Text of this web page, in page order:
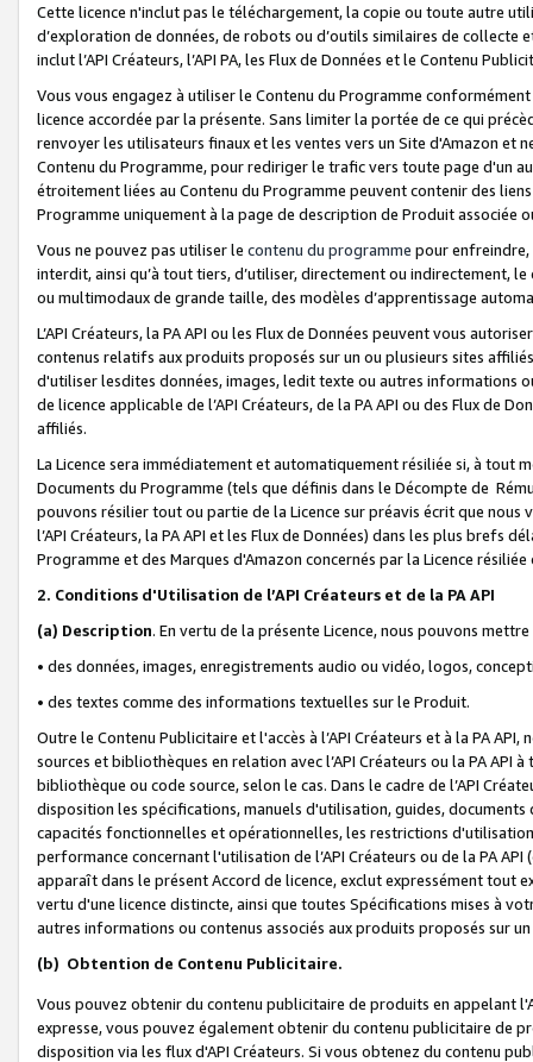
Cette licence n'inclut pas le téléchargement, la copie ou toute autre
d’exploration de données, de robots ou d’outils similaires de
inclut l’API Créateurs, l’API PA, les Flux de Données et le Contenu
Vous vous engagez à utiliser le Contenu du Programme
licence accordée par la présente. Sans limiter la portée de ce qui
renvoyer les utilisateurs finaux et les ventes vers un Site d'Amazon et
Contenu du Programme, pour rediriger le trafic vers toute page d'un
étroitement liées au Contenu du Programme peuvent contenir des
Programme uniquement à la page de description de Produit associée
Vous ne pouvez pas utiliser le contenu du programme pour
interdit, ainsi qu’à tout tiers, d’utiliser, directement ou indirectement,
ou multimodaux de grande taille, des modèles d’apprentissage
L’API Créateurs, la PA API ou les Flux de Données peuvent vous
contenus relatifs aux produits proposés sur un ou plusieurs sites
d'utiliser lesdites données, images, ledit texte ou autres informations
de licence applicable de l’API Créateurs, de la PA API ou des Flux de
affiliés.
La Licence sera immédiatement et automatiquement résiliée si, à
Documents du Programme (tels que définis dans le Décompte de
pouvons résilier tout ou partie de la Licence sur préavis écrit que
l’API Créateurs, la PA API et les Flux de Données) dans les plus
Programme et des Marques d'Amazon concernés par la Licence
2. Conditions d'Utilisation de l’API Créateurs et de la PA API
(a) Description. En vertu de la présente Licence, nous pouvons
• des données, images, enregistrements audio ou vidéo, logos,
• des textes comme des informations textuelles sur le Produit.
Outre le Contenu Publicitaire et l'accès à l’API Créateurs et à la PA
sources et bibliothèques en relation avec l’API Créateurs ou la PA
bibliothèque ou code source, selon le cas. Dans le cadre de l’API
disposition les spécifications, manuels d'utilisation, guides,
capacités fonctionnelles et opérationnelles, les restrictions
performance concernant l'utilisation de l’API Créateurs ou de la PA
apparaît dans le présent Accord de licence, exclut expressément tout
vertu d'une licence distincte, ainsi que toutes Spécifications mises à
autres informations ou contenus associés aux produits proposés sur
(b) Obtention de Contenu Publicitaire.
Vous pouvez obtenir du contenu publicitaire de produits en appelant
expresse, vous pouvez également obtenir du contenu publicitaire de
disposition via les flux d'API Créateurs. Si vous obtenez du contenu